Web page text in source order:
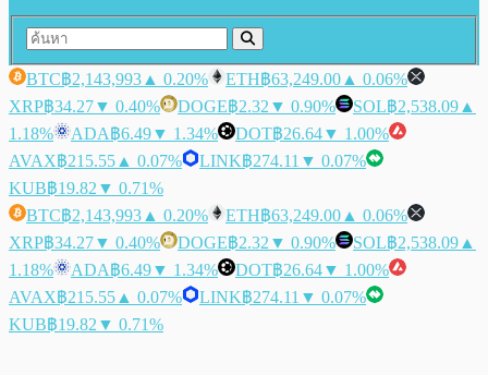
BTC฿2,143,993 ▲ 0.20% ETH฿63,249.00 ▲ 0.06%
XRP฿34.27▼ 0.40% DOGE฿2.32 ▼ 0.90% SOL฿2,538.09 ▲
1.18%
ADA฿6.49▼ 1.34% DOT฿26.64▼ 1.00%
AVAX฿215.55 ▲ 0.07% LINK฿274.11 ▼ 0.07%
KUB฿19.82 ▼ 0.71%
BTC฿2,143,993 ▲ 0.20% ETH฿63,249.00 ▲ 0.06%
XRP฿34.27▼ 0.40% DOGE฿2.32 ▼ 0.90% SOL฿2,538.09 ▲
1.18%
ADA฿6.49▼ 1.34% DOT฿26.64▼ 1.00%
AVAX฿215.55 ▲ 0.07% LINK฿274.11 ▼ 0.07%
KUB฿19.82 ▼ 0.71%